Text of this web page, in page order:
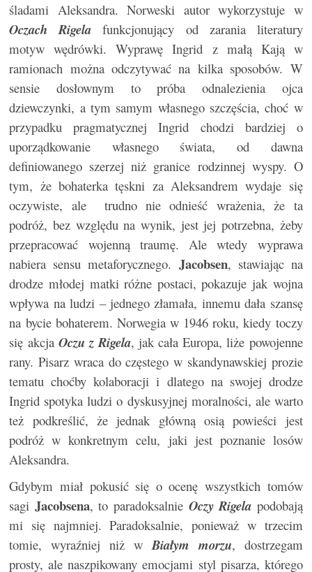
śladami Aleksandra. Norweski autor wykorzystuje w
Oczach Rigela funkcjonujący od zarania literatury
motyw wędrówki. Wyprawę Ingrid z małą Kają w
ramionach można odczytywać na kilka sposobów. W
sensie dosłownym to próba odnalezienia ojca
dziewczynki, a tym samym własnego szczęścia, choć w
przypadku pragmatycznej Ingrid chodzi bardziej o
uporządkowanie własnego świata, od dawna
definiowanego szerzej niż granice rodzinnej wyspy. O
tym, że bohaterka tęskni za Aleksandrem wydaje się
oczywiste, ale trudno nie odnieść wrażenia, że ta
podróż, bez względu na wynik, jest jej potrzebna, żeby
przepracować wojenną traumę. Ale wtedy wyprawa
nabiera sensu metaforycznego. Jacobsen, stawiając na
drodze młodej matki różne postaci, pokazuje jak wojna
wpływa na ludzi – jednego złamała, innemu dała szansę
na bycie bohaterem. Norwegia w 1946 roku, kiedy toczy
się akcja Oczu z Rigela, jak cała Europa, liże powojenne
rany. Pisarz wraca do częstego w skandynawskiej prozie
tematu choćby kolaboracji i dlatego na swojej drodze
Ingrid spotyka ludzi o dyskusyjnej moralności, ale warto
też podkreślić, że jednak główną osią powieści jest
podróż w konkretnym celu, jaki jest poznanie losów
Aleksandra.
Gdybym miał pokusić się o ocenę wszystkich tomów
sagi Jacobsena, to paradoksalnie Oczy Rigela podobają
mi się najmniej. Paradoksalnie, ponieważ w trzecim
tomie, wyraźniej niż wBiałym morzu, dostrzegam
prosty, ale naszpikowany emocjami styl pisarza, którego